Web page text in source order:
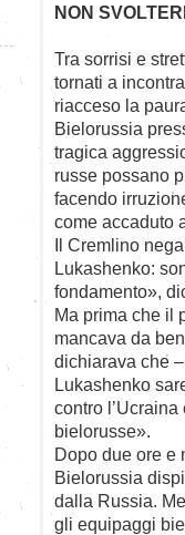
NON
Tra sorrisi e
tornati a
riacceso la
Bielorussia
tragica
russe possano
facendo
come accaduto
Il Cremlino
Lukashenko:
fondamento»,
Ma prima che il
mancava da
dichiarava che
Lukashenko
contro
bielorusse».
Dopo due ore e
Bielorussia
dalla Russia.
gli equipaggi